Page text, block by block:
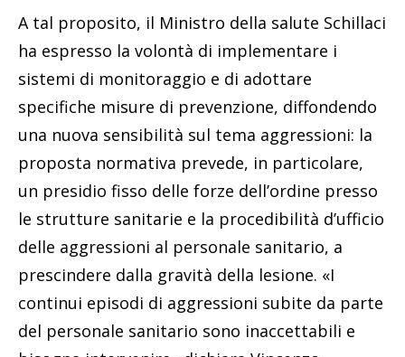
A tal proposito, il Ministro della salute Schillaci
ha espresso la volontà di implementare i
sistemi di monitoraggio e di adottare
specifiche misure di prevenzione, diffondendo
una nuova sensibilità sul tema aggressioni: la
proposta normativa prevede, in particolare,
un presidio fisso delle forze dell’ordine presso
le strutture sanitarie e la procedibilità d’ufficio
delle aggressioni al personale sanitario, a
prescindere dalla gravità della lesione. «I
continui episodi di aggressioni subite da parte
del personale sanitario sono inaccettabili e